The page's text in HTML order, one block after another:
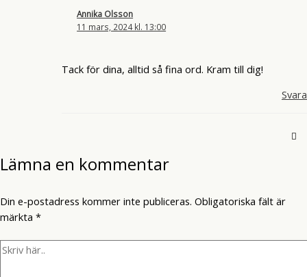
Annika Olsson
11 mars, 2024 kl. 13:00
Tack för dina, alltid så fina ord. Kram till dig!
Svara
Lämna en kommentar
Din e-postadress kommer inte publiceras. Obligatoriska fält är
märkta *
Skriv